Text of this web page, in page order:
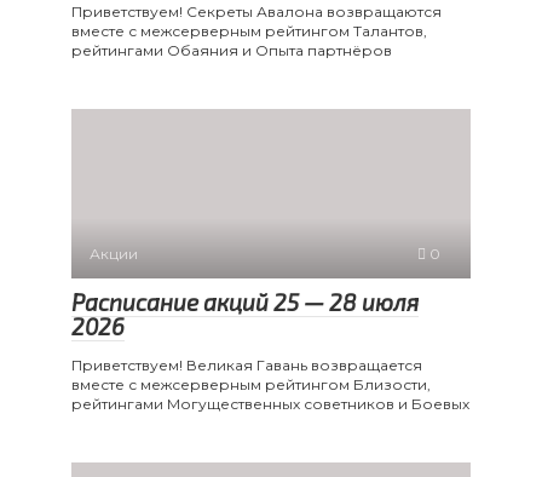
Приветствуем! Секреты Авалона возвращаются
вместе с межсерверным рейтингом Талантов,
рейтингами Обаяния и Опыта партнёров
Акции 0
Расписание акций 25 — 28 июля
2026
Приветствуем! Великая Гавань возвращается
вместе с межсерверным рейтингом Близости,
рейтингами Могущественных советников и Боевых